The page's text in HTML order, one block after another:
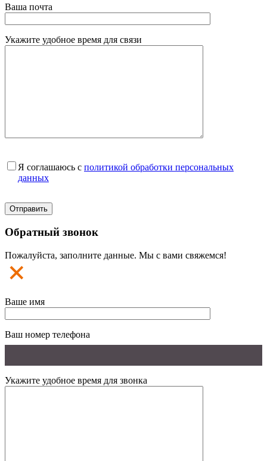
Ваша почта
Укажите удобное время для связи
Я соглашаюсь с политикой обработки персональных
данных
Обратный звонок
Пожалуйста, заполните данные. Мы с вами свяжемся!
Ваше имя
Ваш номер телефона
Укажите удобное время для звонка